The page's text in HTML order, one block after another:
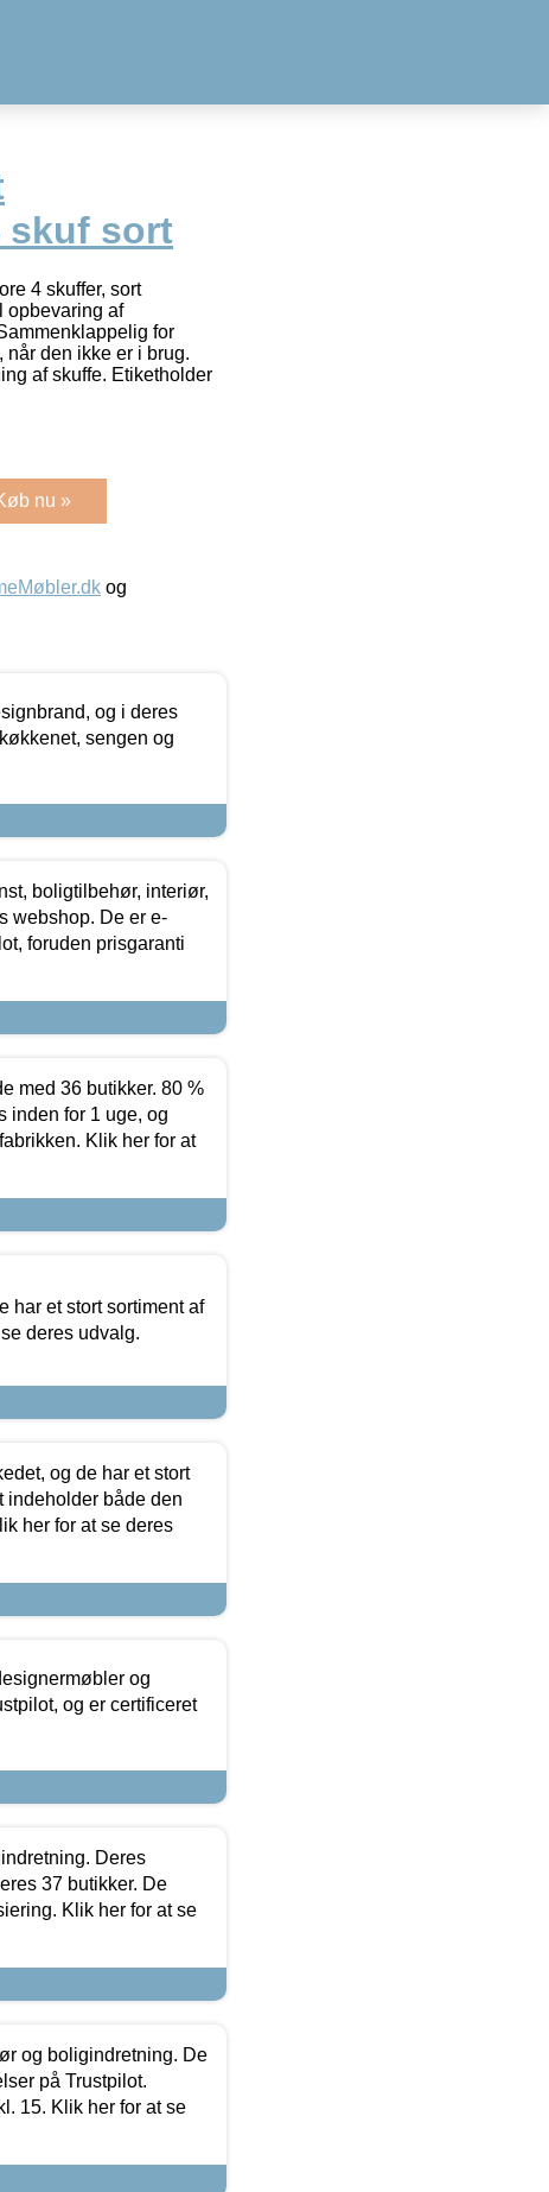
skuf sort
4 skuffer, sort
opbevaring af
for
den ikke er i brug.
af skuffe. Etiketholder
nu »
og
og i deres
sengen og
boligtilbehør, interiør,
webshop. De er e-
foruden prisgaranti
med 36 butikker. 80 %
inden for 1 uge, og
Klik her for at
har et stort sortiment af
deres udvalg.
og de har et stort
indeholder både den
her for at se deres
og
og er certificeret
Deres
37 butikker. De
Klik her for at se
og boligindretning. De
på Trustpilot.
15. Klik her for at se